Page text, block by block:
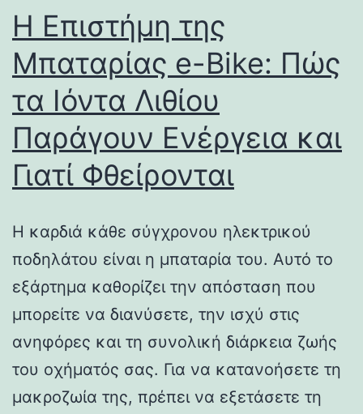
Η Επιστήμη της
Μπαταρίας e-Bike: Πώς
τα Ιόντα Λιθίου
Παράγουν Ενέργεια και
Γιατί Φθείρονται
Η καρδιά κάθε σύγχρονου ηλεκτρικού
ποδηλάτου είναι η μπαταρία του. Αυτό το
εξάρτημα καθορίζει την απόσταση που
μπορείτε να διανύσετε, την ισχύ στις
ανηφόρες και τη συνολική διάρκεια ζωής
του οχήματός σας. Για να κατανοήσετε τη
μακροζωία της, πρέπει να εξετάσετε τη